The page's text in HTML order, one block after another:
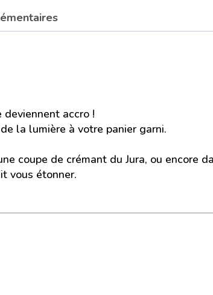
accro !
la lumière à votre panier garni.
coupe de crémant du Jura, ou encore
vous étonner.